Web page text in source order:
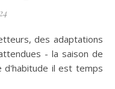
- la saison de
d'habitude il est temps